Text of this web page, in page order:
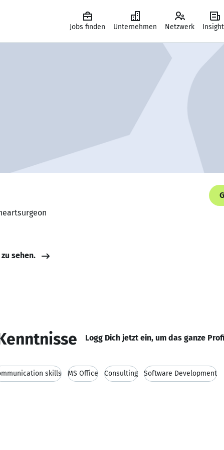
Jobs finden Unternehmen Netzwerk
sehen.
Logg Dich jetzt ein, um das ganze
skills MS Office Consulting Software Development